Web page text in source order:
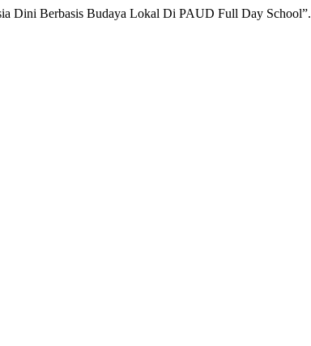
Dini Berbasis Budaya Lokal Di PAUD Full Day School”.